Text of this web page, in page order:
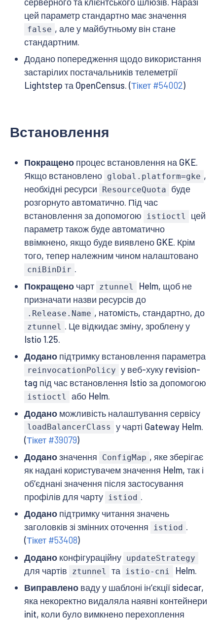
цей параметр стандартно має значення
false , але у майбутньому він стане
стандартним.
Додано попередження щодо використання
застарілих постачальників телеметрії
Lightstep та OpenCensus. (Тікет #54002)
Встановлення
Покращенопроцес встановлення на GKE.
Якщо встановлено global.platform=gke ,
необхідні ресурси
ResourceQuota
буде
розгорнуто автоматично. Під час
встановлення за допомогою
istioctl
цей
параметр також буде автоматично
ввімкнено, якщо буде виявлено GKE. Крім
того, тепер належним чином налаштовано
cniBinDir .
Покращеночарт ztunnel
Helm, щоб не
призначати назви ресурсів до
.Release.Name , натомість, стандартно, до
ztunnel . Це відкидає зміну, зроблену у
Istio 1.25.
Доданопідтримку встановлення параметра
reinvocationPolicy у веб-хуку revision-
tag під час встановлення Istio за допомогою
istioctl
або Helm.
Доданоможливість налаштування сервісу
loadBalancerClass
у чарті Gateway Helm.
(Тікет #39079)
Доданозначення ConfigMap , яке зберігає
як надані користувачем значення Helm, так і
обʼєднані значення після застосування
профілів для чарту istiod .
Доданопідтримку читання значень
заголовків зі змінних оточення
istiod .
(Тікет #53408)
Доданоконфігураційну updateStrategy
для чартів ztunnel та istio-cni
Helm.
Виправленоваду у шаблоні інʼєкції sidecar,
яка некоректно видаляла наявні контейнери
init, коли було вимкнено перехоплення